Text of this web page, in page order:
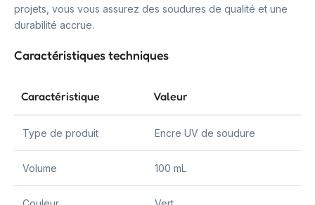
projets, vous vous assurez des soudures de qualité et une
durabilité accrue.
Caractéristiques techniques
Caractéristique Valeur
Type de produit Encre UV de soudure
Volume 100 mL